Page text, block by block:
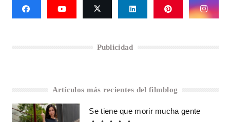
Publicidad
Artículos más recientes del filmblog
Se tiene que morir mucha gente